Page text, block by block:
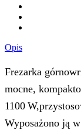
Opis
Frezarka
mocne,
1100
Wyposażono ją